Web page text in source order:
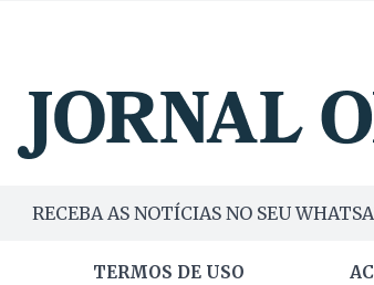
RECEBA AS NOTÍCIAS NO SEU
TERMOS DE USO